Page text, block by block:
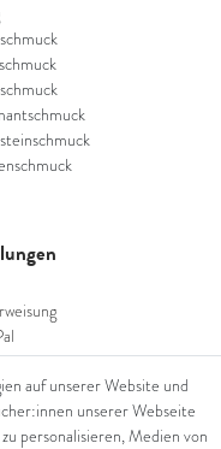
Lastschrift
auf unserer Website und
unserer Webseite
personalisieren, Medien von